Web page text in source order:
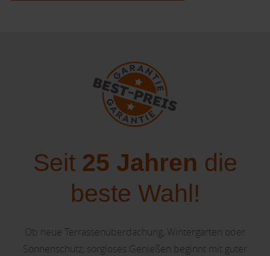
Seit 25 Jahren die
beste Wahl!
Ob neue Terrassenüberdachung, Wintergarten oder
Sonnenschutz, sorgloses Genießen beginnt mit guter